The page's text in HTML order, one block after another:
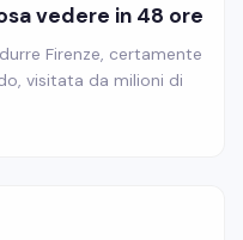
vedere in 48 ore
Firenze, certamente
visitata da milioni di